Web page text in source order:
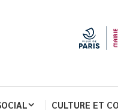
CULTURE ET